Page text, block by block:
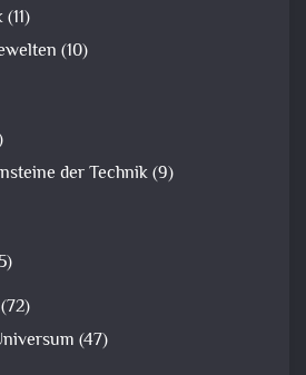
(11)
(10)
der Technik(9)
(72)
(47)